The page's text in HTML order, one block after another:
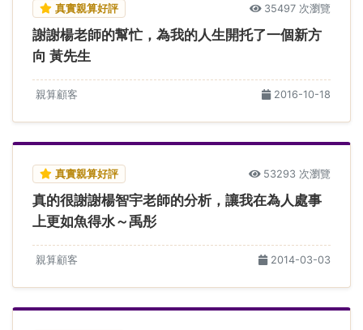
真實親算好評 35497 次瀏覽
謝謝楊老師的幫忙，為我的人生開托了一個新方
向 黃先生
親算顧客 2016-10-18
真實親算好評 53293 次瀏覽
真的很謝謝楊智宇老師的分析，讓我在為人處事
上更如魚得水～禹彤
親算顧客 2014-03-03